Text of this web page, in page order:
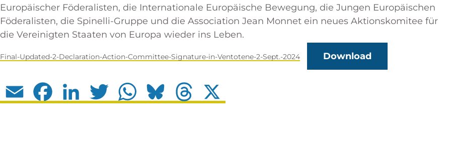
Europäischer Föderalisten, die Internationale Europäische Bewegung, die Jungen Europäischen
Föderalisten, die Spinelli-Gruppe und die Association Jean Monnet ein neues Aktionskomitee für
die Vereinigten Staaten von Europa wieder ins Leben.
Final-Updated-2-Declaration-Action-Committee-Signature-in-Ventotene-2-Sept.-2024 Download
Email FacebookLinkedIn Twitter WhatsAppBluesky Threads